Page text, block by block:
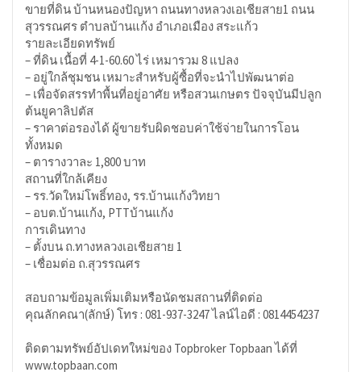
ขายที่ดิน บ้านหนองปัญหา ถนนทางหลวงเอเชียสาย1 ถนน
สุวรรณศร ตําบลบ้านแก้ง อําเภอเมือง สระแก้ว
รายละเอียดทรัพย์
– ที่ดิน เนื้อที่ 4-1-60.60 ไร่ เหมารวม 8 แปลง
– อยู่ใกล้ชุมชน เหมาะสำหรับผู้ซื้อที่จะนำไปพัฒนาต่อ
– เพื่อจัดสรรทำพื้นที่อยู่อาศัย หรือสวนเกษตร ปัจจุบันมีปลูก
ต้นยูคาลิปตัส
– ราคาต่อรองได้ ผู้ขายรับผิดชอบค่าใช้จ่ายในการโอน
ทั้งหมด
– ตารางวาละ 1,800 บาท
สถานที่ใกล้เคียง
– รร.วัดใหม่โพธิ์ทอง, รร.บ้านแก้งวิทยา
– อบต.บ้านแก้ง, PTTบ้านแก้ง
การเดินทาง
– ตั้งบน ถ.ทางหลวงเอเชียสาย 1
– เชื่อมต่อ ถ.สุวรรณศร
สอบถามข้อมูลเพิ่มเติมหรือนัดชมสถานที่ติดต่อ
คุณลักคณา(ลักษ์) โทร : 081-937-3247 ไลน์ไอดี : 0814454237
ติดตามทรัพย์อัปเดทใหม่ของ Topbroker Topbaan ได้ที่
www.topbaan.com